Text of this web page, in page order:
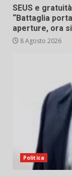
SEUS e
“Battaglia
aperture, ora
8 Agosto 2026
Politica